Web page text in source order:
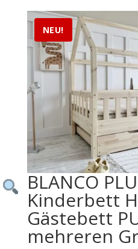
NEU!
BLANCO
Kinderbett
Gästebett
mehreren